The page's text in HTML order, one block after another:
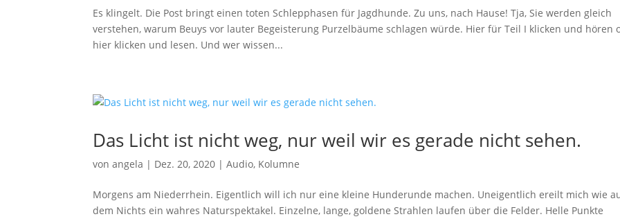
Es klingelt. Die Post bringt einen toten Schlepphasen für Jagdhunde. Zu uns, nach Hause! Tja, Sie werden gleich
verstehen, warum Beuys vor lauter Begeisterung Purzelbäume schlagen würde. Hier für Teil I klicken und hören
hier klicken und lesen. Und wer wissen...
Das Licht ist nicht weg, nur weil wir es gerade nicht sehen.
vonangela | Dez. 20, 2020 |Audio, Kolumne
Morgens am Niederrhein. Eigentlich will ich nur eine kleine Hunderunde machen. Uneigentlich ereilt mich wie
dem Nichts ein wahres Naturspektakel. Einzelne, lange, goldene Strahlen laufen über die Felder. Helle Punkte